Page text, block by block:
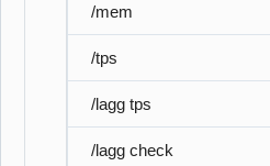
/mem
/tps
/lagg tps
/lagg check